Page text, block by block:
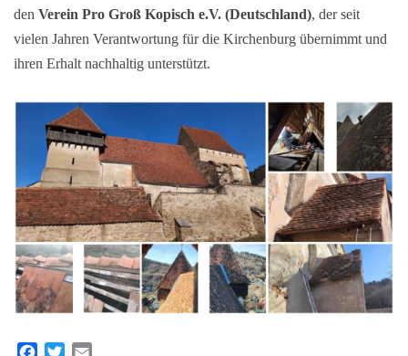
den Verein Pro Groß Kopisch e.V. (Deutschland), der seit
vielen Jahren Verantwortung für die Kirchenburg übernimmt und
ihren Erhalt nachhaltig unterstützt.